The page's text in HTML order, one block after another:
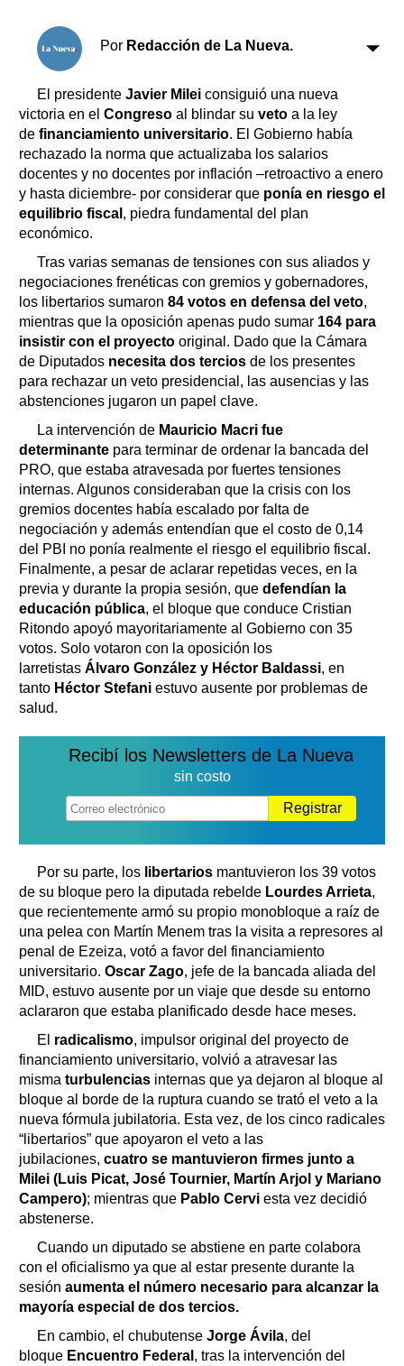
Horóscopo
Suplementos
Servicios
Farmacias
Transportes
Loterías
Datos Útiles
Fúnebres
Edictos
Por Redacción de La Nueva.
El presidente Javier Milei consiguió una nueva
victoria en el Congreso al blindar su veto a la ley
de financiamiento universitario. El Gobierno había
rechazado la norma que actualizaba los salarios
docentes y no docentes por inflación –retroactivo a enero
y hasta diciembre- por considerar que ponía en riesgo el
equilibrio fiscal , piedra fundamental del plan
económico.
Tras varias semanas de tensiones con sus aliados y
negociaciones frenéticas con gremios y gobernadores,
los libertarios sumaron 84 votos en defensa del veto,
mientras que la oposición apenas pudo sumar 164 para
insistir con el proyecto original. Dado que la Cámara
de Diputados necesita dos tercios de los presentes
para rechazar un veto presidencial, las ausencias y las
abstenciones jugaron un papel clave.
La intervención de Mauricio Macri fue
determinante para terminar de ordenar la bancada del
PRO, que estaba atravesada por fuertes tensiones
internas. Algunos consideraban que la crisis con los
gremios docentes había escalado por falta de
negociación y además entendían que el costo de 0,14
del PBI no ponía realmente el riesgo el equilibrio fiscal.
Finalmente, a pesar de aclarar repetidas veces, en la
previa y durante la propia sesión, que defendían la
educación pública, el bloque que conduce Cristian
Ritondo apoyó mayoritariamente al Gobierno con 35
votos. Solo votaron con la oposición los
larretistas Álvaro González y Héctor Baldassi, en
tanto Héctor Stefani estuvo ausente por problemas de
salud.
Recibí los Newsletters de La Nueva
sin costo
Registrar
Por su parte, los libertarios mantuvieron los 39 votos
de su bloque pero la diputada rebelde Lourdes Arrieta,
que recientemente armó su propio monobloque a raíz de
una pelea con Martín Menem tras la visita a represores al
penal de Ezeiza, votó a favor del financiamiento
universitario. Oscar Zago, jefe de la bancada aliada del
MID, estuvo ausente por un viaje que desde su entorno
aclararon que estaba planificado desde hace meses.
El radicalismo, impulsor original del proyecto de
financiamiento universitario, volvió a atravesar las
misma turbulencias internas que ya dejaron al bloque al
bloque al borde de la ruptura cuando se trató el veto a la
nueva fórmula jubilatoria. Esta vez, de los cinco radicales
“libertarios” que apoyaron el veto a las
jubilaciones, cuatro se mantuvieron firmes junto a
Milei (Luis Picat, José Tournier, Martín Arjol y Mariano
Campero); mientras que Pablo Cervi esta vez decidió
abstenerse.
Cuando un diputado se abstiene en parte colabora
con el oficialismo ya que al estar presente durante la
sesión aumenta el número necesario para alcanzar la
mayoría especial de dos tercios.
En cambio, el chubutense Jorge Ávila, del
bloque Encuentro Federal , tras la intervención del